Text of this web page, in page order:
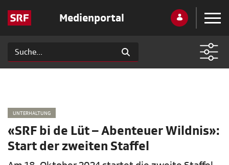
Medienportal
UNTERHALTUNG
«SRF bi de Lüt – Abenteuer Wildnis»:
Start der zweiten Staffel